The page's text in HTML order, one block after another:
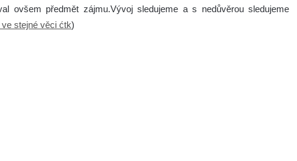
ovšem předmět zájmu.Vývoj sledujeme a s nedůvěrou sledujeme
stejné věci ćtk)